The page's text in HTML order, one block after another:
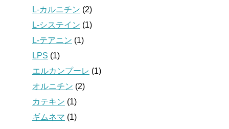
L-カルニチン (2)
L-システイン (1)
L-テアニン (1)
LPS (1)
エルカンプーレ (1)
オルニチン (2)
カテキン (1)
ギムネマ (1)